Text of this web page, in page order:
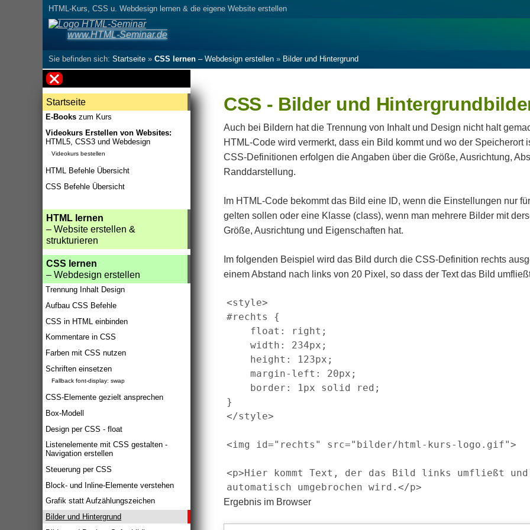
www.HTML-Seminar.de
HTML-Kurs, CSS u. Webdesign lernen & die eigene Website erstellen
Sie befinden sich: Startseite » CSS lernen – Webdesign erstellen » Bilder und Hintergrund
CSS - Bilder und
Auch bei Bildern hat die Trennung von Inhalt und Design nicht halt
HTML-Code wird vermerkt, dass ein Bild kommt und wo der Speicherort
CSS-Definitionen erfolgen die Angaben über die Größe, Ausrichtung,
Randdarstellung.
Im HTML-Code bekommt das Bild eine ID, wenn die Einstellungen nur
gelten sollen oder eine Klasse (class), wenn man mehrere Bilder mit
Größe, Ausrichtung und Eigenschaften hat.
Im folgenden Beispiel wird das Bild durch die CSS-Definition rechts
einem Abstand nach links von 20 Pixel, so dass der Text das Bild
<style>
#rechts {
    float: right;
    width: 234px;
    height: 123px;
    margin-left: 20px;
    border: 1px solid red;
}
</style>
<img id="rechts" src="bilder/html-kurs-logo.gif">
<p>Hier kommt Text, der das Bild links umfließt
Ergebnis im Browser
Startseite
E-Books zum Kurs
Videokurs Erstellen von Websites:
HTML5, CSS3 und Webdesign
Videokurs bestellen
HTML Befehle Übersicht
CSS Befehle Übersicht
HTML lernen
– Website erstellen &
strukturieren
CSS lernen
– Webdesign erstellen
Trennung Inhalt Design
Aufbau CSS Befehle
CSS in HTML einbinden
Kommentare in CSS
Farben mit CSS nutzen
Schriften einsetzen
Fallback font-display: swap
CSS-Elemente gezielt ansprechen
Box-Modell
Design per CSS - float
Listenelemente mit CSS gestalten -
Navigation erstellen
Steuerung per CSS
Block- und Inline-Elemente verstehen
Grafik statt Aufzählungszeichen
Bilder und Hintergrund